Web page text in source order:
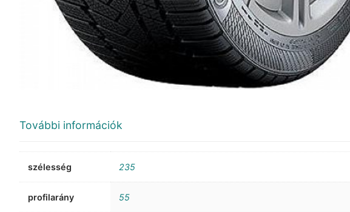
További információk
szélesség 235
profilarány 55